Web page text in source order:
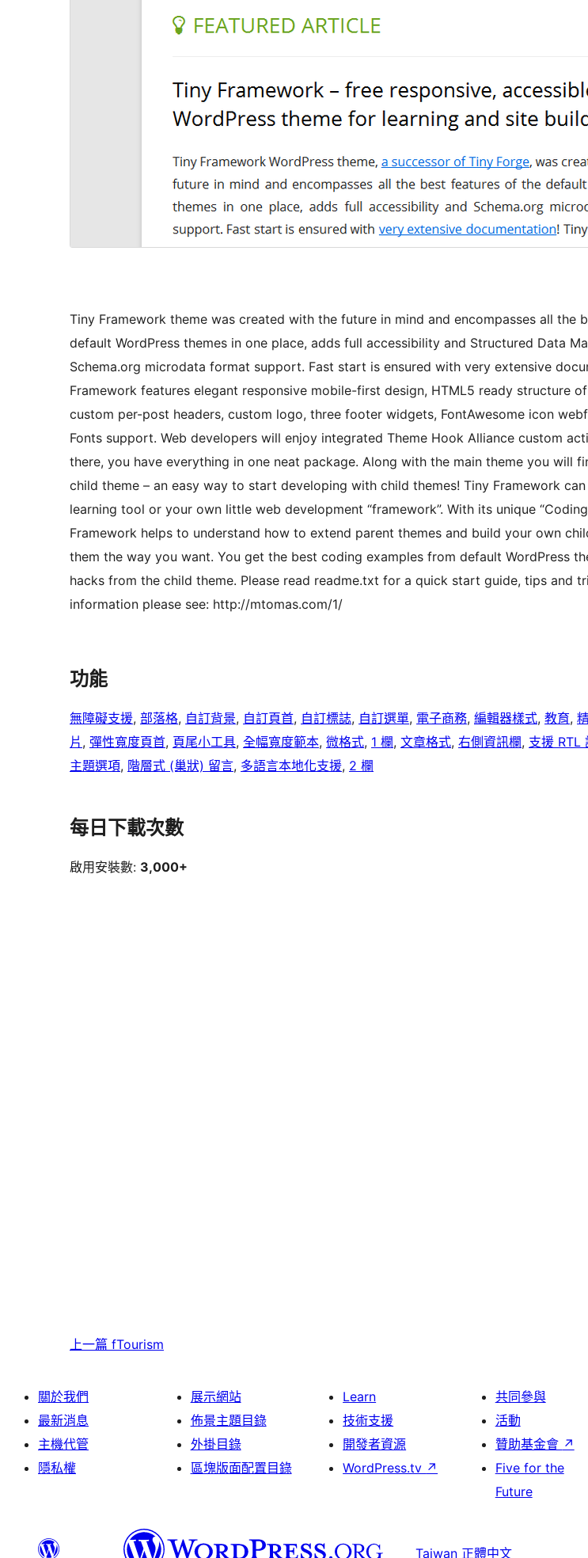
Tiny Framework theme was created with the future in mind and encompasses all the
default WordPress themes in one place, adds full accessibility and Structured Data
Schema.org microdata format support. Fast start is ensured with very extensive
Framework features elegant responsive mobile-first design, HTML5 ready structure
custom per-post headers, custom logo, three footer widgets, FontAwesome icon
Fonts support. Web developers will enjoy integrated Theme Hook Alliance custom
there, you have everything in one neat package. Along with the main theme you will
child theme – an easy way to start developing with child themes! Tiny Framework can
learning tool or your own little web development “framework”. With its unique
Framework helps to understand how to extend parent themes and build your own
them the way you want. You get the best coding examples from default WordPress
hacks from the child theme. Please read readme.txt for a quick start guide, tips and
information please see: http://mtomas.com/1/
功能
無障礙支援, 部落格, 自訂背景, 自訂頁首, 自訂標誌, 自訂選單, 電子商務, 編輯器樣式, 教育,
片 , 彈性寬度頁首, 頁尾小工具, 全幅寬度範本, 微格式, 1 欄, 文章格式, 右側資訊欄, 支援 RTL
主題選項, 階層式 (巢狀) 留言, 多語言本地化支援, 2 欄
每日下載次數
啟用安裝數: 3,000+
上一篇 fTourism
關於我們
最新消息
主機代管
隱私權
展示網站
佈景主題目錄
外掛目錄
區塊版面配置目錄
Learn
技術支援
開發者資源
WordPress.tv ↗
共同參與
活動
贊助基金會 ↗
Five for the
Future
Taiwan 正體中文